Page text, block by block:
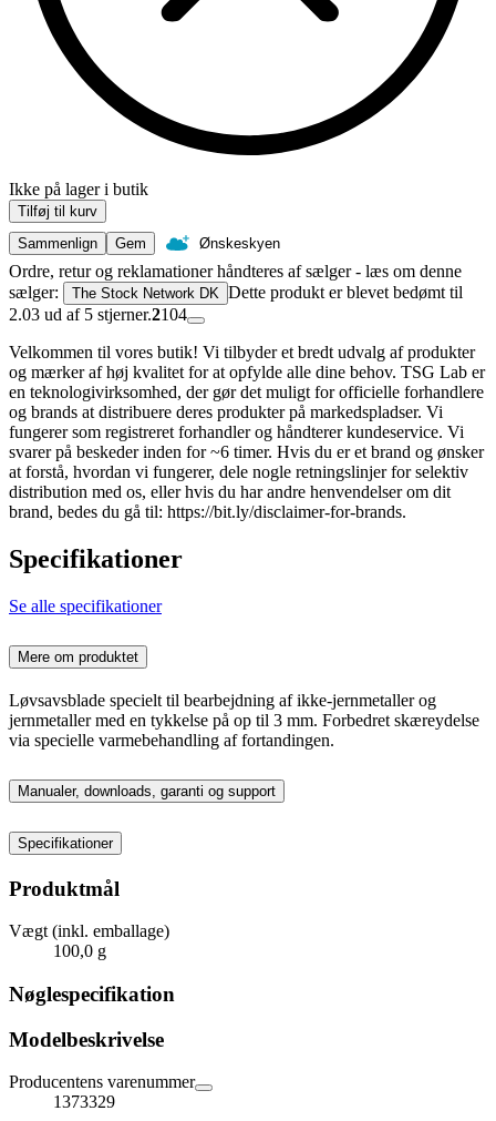
Ikke på lager i butik
Tilføj til kurv
Sammenlign
Gem Ønskeskyen
Ordre, retur og reklamationer håndteres af sælger - læs om denne
sælger:
The Stock Network DK Dette produkt er blevet bedømt til
2.03 ud af 5 stjerner.2104
Velkommen til vores butik! Vi tilbyder et bredt udvalg af produkter
og mærker af høj kvalitet for at opfylde alle dine behov. TSG Lab er
en teknologivirksomhed, der gør det muligt for officielle forhandlere
og brands at distribuere deres produkter på markedspladser. Vi
fungerer som registreret forhandler og håndterer kundeservice. Vi
svarer på beskeder inden for ~6 timer. Hvis du er et brand og ønsker
at forstå, hvordan vi fungerer, dele nogle retningslinjer for selektiv
distribution med os, eller hvis du har andre henvendelser om dit
brand, bedes du gå til: https://bit.ly/disclaimer-for-brands.
Specifikationer
Se alle specifikationer
Mere om produktet
Løvsavsblade specielt til bearbejdning af ikke-jernmetaller og
jernmetaller med en tykkelse på op til 3 mm. Forbedret skæreydelse
via specielle varmebehandling af fortandingen.
Manualer, downloads, garanti og support
Specifikationer
Produktmål
Vægt (inkl. emballage)
100,0 g
Nøglespecifikation
Modelbeskrivelse
Producentens varenummer
1373329